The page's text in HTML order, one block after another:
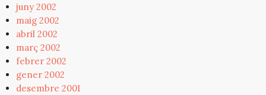
juny 2002
maig 2002
abril 2002
març 2002
febrer 2002
gener 2002
desembre 2001